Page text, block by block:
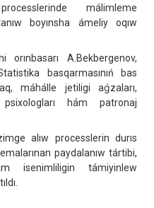
málimleme
boyınsha ámeliy oqıw
A.Bekbergenov,
basqarmasınıń bas
máhálle jetiligi aǵzaları,
hám patronaj
alıw processlerin durıs
paydalanıw tártibi,
isenimliligin támiyinlew